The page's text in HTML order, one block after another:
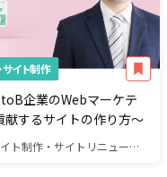
サイト制作
企業のWebマーケテ
献するサイトの作り方～
制作・サイトリニューアル